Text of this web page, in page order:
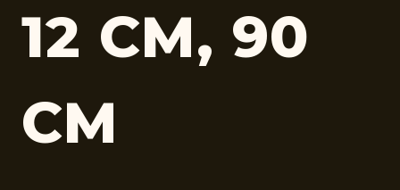
12 CM, 90
CM